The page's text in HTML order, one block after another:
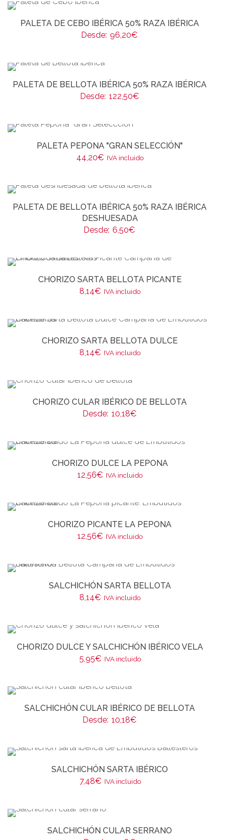
PALETA DE CEBO IBÉRICA 50% RAZA IBÉRICA
Desde: 96,20€
PALETA DE BELLOTA IBÉRICA 50% RAZA IBÉRICA
Desde: 122,50€
PALETA PEPONA "GRAN SELECCIÓN"
44,20€ IVA incluido
PALETA DE BELLOTA IBÉRICA 50% RAZA IBÉRICA
DESHUESADA
Desde: 6,50€
CHORIZO SARTA BELLOTA PICANTE
8,14€ IVA incluido
CHORIZO SARTA BELLOTA DULCE
8,14€ IVA incluido
CHORIZO CULAR IBÉRICO DE BELLOTA
Desde: 10,18€
CHORIZO DULCE LA PEPONA
12,56€ IVA incluido
CHORIZO PICANTE LA PEPONA
12,56€ IVA incluido
SALCHICHÓN SARTA BELLOTA
8,14€ IVA incluido
CHORIZO DULCE Y SALCHICHÓN IBÉRICO VELA
5,95€ IVA incluido
SALCHICHÓN CULAR IBÉRICO DE BELLOTA
Desde: 10,18€
SALCHICHÓN SARTA IBÉRICO
7,48€ IVA incluido
SALCHICHÓN CULAR SERRANO